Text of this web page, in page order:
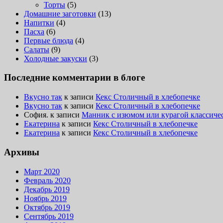
Торты (5)
Домашние заготовки (13)
Напитки (4)
Пасха (6)
Первые блюда (4)
Салаты (9)
Холодные закуски (3)
Последние комментарии в блоге
Вкусно так к записи Кекс Столичный в хлебопечке
Вкусно так к записи Кекс Столичный в хлебопечке
София. к записи Манник с изюмом или курагой
Екатерина к записи Кекс Столичный в хлебопечке
Екатерина к записи Кекс Столичный в хлебопечке
Архивы
Март 2020
Февраль 2020
Декабрь 2019
Ноябрь 2019
Октябрь 2019
Сентябрь 2019